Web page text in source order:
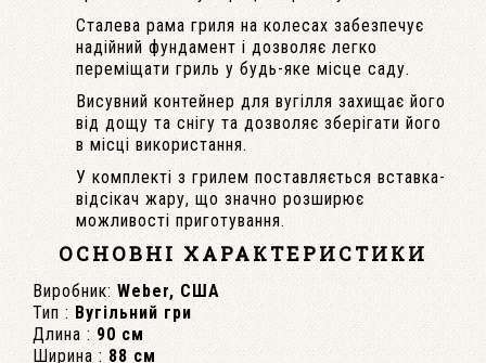
Сталева рама гриля на колесах забезпечує
надійний фундамент і дозволяє легко
переміщати гриль у будь-яке місце саду.
Висувний контейнер для вугілля захищає його
від дощу та снігу та дозволяє зберігати його
в місці використання.
У комплекті з грилем поставляється вставка-
відсікач жару, що значно розширює
можливості приготування.
ОСНОВНІ ХАРАКТЕРИСТИКИ
Виробник: Weber, США
Тип : Вугільний гри
Длина : 90 см
Ширина : 88 см